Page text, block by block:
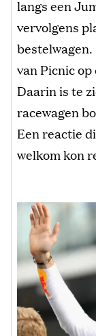
langs een
vervolgens
van Picnic
Daarin is te
racewagen
Een reactie
welkom kon